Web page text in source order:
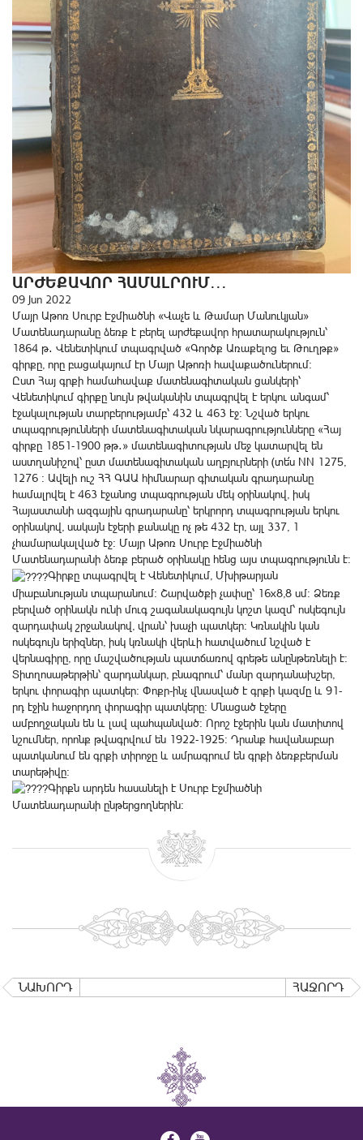
ԱՐԺԵՔԱՎՈՐ ՀԱՄԱԼՐՈՒՄ․․․
09 Jun 2022
Մայր Աթոռ Սուրբ Էջմիածնի «Վաչե և Թամար Մանուկյան»
Մատենադարանը ձեռք է բերել արժեքավոր հրատարակություն՝
1864 թ․ Վենետիկում տպագրված «Գործք Առաքելոց եւ Թուղթք»
գիրքը, որը բացակայում էր Մայր Աթոռի հավաքածուներում։
Ըստ Հայ գրքի համահավաք մատենագիտական ցանկերի՝
Վենետիկում գիրքը նույն թվականին տպագրվել է երկու անգամ՝
էջակալության տարբերությամբ՝ 432 և 463 էջ։ Նշված երկու
տպագրությունների մատենագիտական նկարագրությունները «Հայ
գիրքը 1851-1900 թթ․» մատենագիտության մեջ կատարվել են
աստղանիշով՝ ըստ մատենագիտական աղբյուրների (տե՛ս NN 1275,
1276 ։ Ավելի ուշ ՀՀ ԳԱԱ հիմնարար գիտական գրադարանը
համալրվել է 463 էջանոց տպագրության մեկ օրինակով, իսկ
Հայաստանի ազգային գրադարանը՝ երկրորդ տպագրության երկու
օրինակով, սակայն էջերի քանակը ոչ թե 432 էր, այլ 337, 1
չհամարակալված էջ։ Մայր Աթոռ Սուրբ Էջմիածնի
Մատենադարանի ձեռք բերած օրինակը հենց այս տպագրությունն է։
Գիրքը տպագրվել է Վենետիկում, Մխիթարյան
միաբանության տպարանում։ Շարվածքի չափսը՝ 16x8,8 սմ։ Ձեռք
բերված օրինակն ունի մուգ շագանակագույն կոշտ կազմ՝ ոսկեգույն
զարդափակ շրջանակով, վրան՝ խաչի պատկեր։ Կռնակին կան
ոսկեգույն երիզներ, իսկ կռնակի վերևի հատվածում նշված է
վերնագիրը, որը մաշվածության պատճառով գրեթե անընթեռնելի է։
Տիտղոսաթերթին՝ զարդանկար, բնագրում՝ մանր զարդանախշեր,
երկու փորագիր պատկեր։ Փոքր-ինչ վնասված է գրքի կազմը և 91-
րդ էջին հաջորդող փորագիր պատկերը։ Մնացած էջերը
ամբողջական են և լավ պահպանված։ Որոշ էջերին կան մատիտով
նշումներ, որոնք թվագրվում են 1922-1925։ Դրանք հավանաբար
պատկանում են գրքի տիրոջը և ամրագրում են գրքի ձեռքբերման
տարեթիվը։
Գիրքն արդեն հասանելի է Սուրբ Էջմիածնի
Մատենադարանի ընթերցողներին:
ՆԱԽՈՐԴ ՀԱՋՈՐԴ